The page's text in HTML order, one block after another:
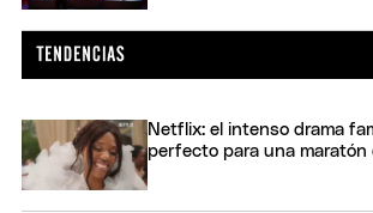
Netflix: el intenso drama
perfecto para una maratón